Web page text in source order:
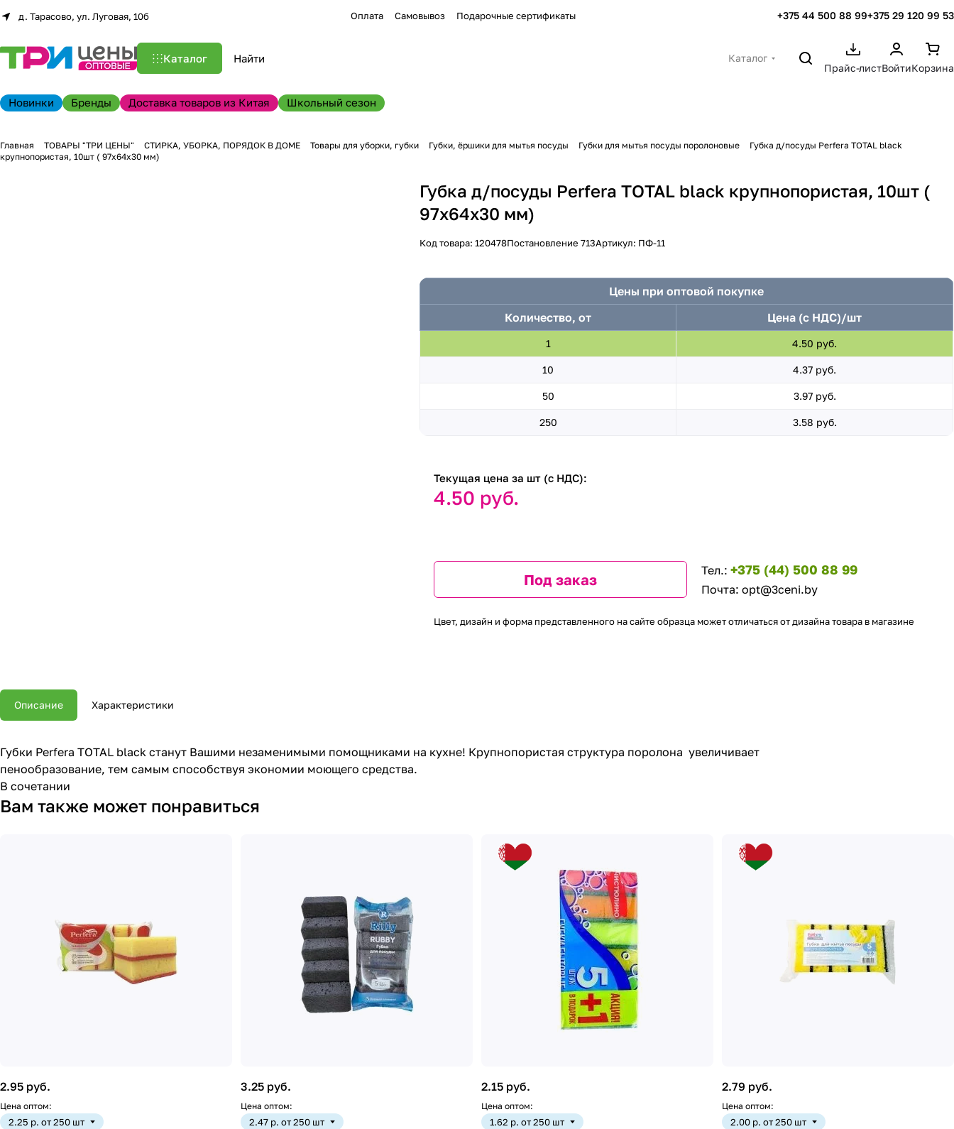
д. Тарасово, ул. Луговая, 10б Оплата Самовывоз Подарочные сертификаты +375 44 500 88 99+375 29 120 99 53
Каталог
Каталог
Прайс-листВойтиКорзина
Новинки Бренды Доставка товаров из Китая Школьный сезон
Главная ТОВАРЫ "ТРИ ЦЕНЫ" СТИРКА, УБОРКА, ПОРЯДОК В ДОМЕ Товары для уборки, губки Губки, ёршики для мытья посуды Губки для мытья посуды поролоновые
Губка д/посуды Perfera TOTAL black
крупнопористая, 10шт ( 97х64х30 мм)
Губка д/посуды Perfera TOTAL black крупнопористая, 10шт (
97х64х30 мм)
Код товара:120478Постановление 713Артикул: ПФ-11
Цены при оптовой покупке
Количество, от
Цена (с НДС)/шт
1 4.50 руб.
10 4.37 руб.
50 3.97 руб.
250 3.58 руб.
Текущая цена за шт (с НДС):
4.50 руб.
Под заказ
Тел.: +375 (44) 500 88 99
Почта: opt@3ceni.by
Цвет, дизайн и форма представленного на сайте образца может отличаться от дизайна товара в магазине
Описание Характеристики
Губки Perfera TOTAL black станут Вашими незаменимыми помощниками на кухне! Крупнопористая структура поролона увеличивает
пенообразование, тем самым способствуя экономии моющего средства.
В сочетании
Вам также может понравиться
2.95 руб.
Цена оптом:
2.25 р. от 250 шт
3.25 руб.
Цена оптом:
2.47 р. от 250 шт
2.15 руб.
Цена оптом:
1.62 р. от 250 шт
2.79 руб.
Цена оптом:
2.00 р. от 250 шт